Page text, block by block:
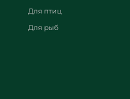
Для птиц
Для рыб